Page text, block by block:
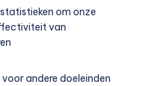
om onze
van
andere doeleinden